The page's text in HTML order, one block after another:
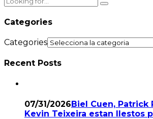
Categories
Categories
Recent Posts
07/31/2026Biel Cuen, Patrick
Kevin Teixeira estan llestos